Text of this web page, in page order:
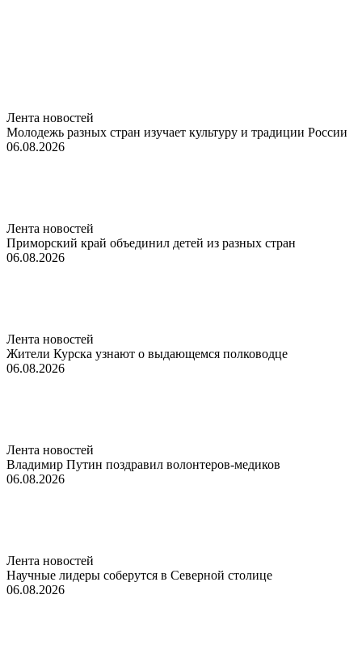
Лента новостей
Молодежь разных стран изучает культуру и традиции России
06.08.2026
Лента новостей
Приморский край объединил детей из разных стран
06.08.2026
Лента новостей
Жители Курска узнают о выдающемся полководце
06.08.2026
Лента новостей
Владимир Путин поздравил волонтеров-медиков
06.08.2026
Лента новостей
Научные лидеры соберутся в Северной столице
06.08.2026